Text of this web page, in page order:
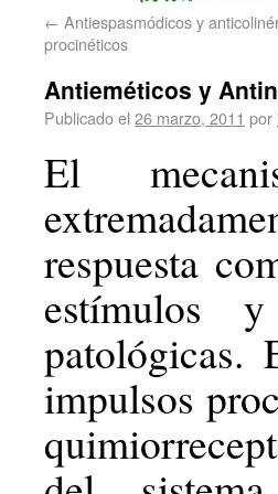
← Antiespasmódicos y
procinéticos
Antieméticos y
Publicado el 26 marzo, 2011 por
El
respuesta
estímulos
patológicas.
impulsos